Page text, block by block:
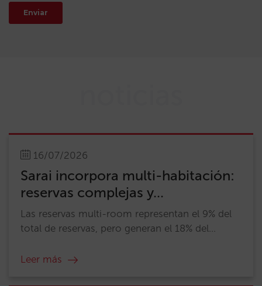
16/07/2026
Sarai incorpora multi-habitación:
reservas complejas y...
Las reservas multi-room representan el 9% del
total de reservas, pero generan el 18% del...
Leer más